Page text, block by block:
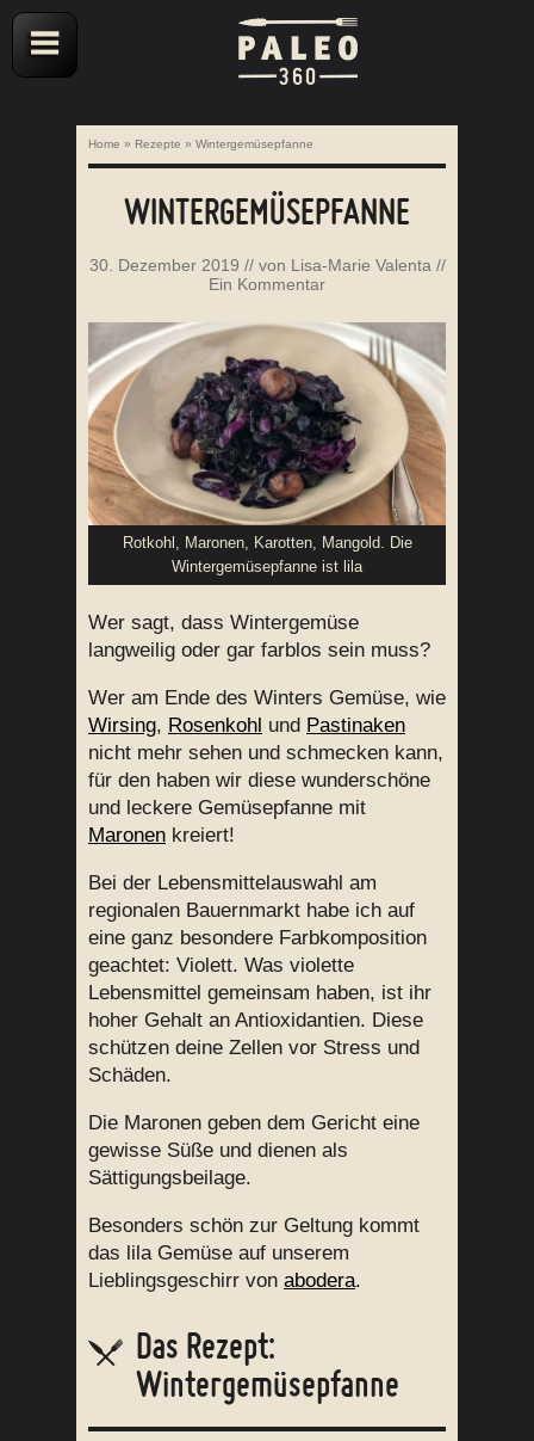
Home » Rezepte » Wintergemüsepfanne
WINTERGEMÜSEPFANNE
30. Dezember 2019 // von Lisa-Marie Valenta//
Ein Kommentar
Rotkohl, Maronen, Karotten, Mangold. Die
Wintergemüsepfanne ist lila
Wer sagt, dass Wintergemüse
langweilig oder gar farblos sein muss?
Wer am Ende des Winters Gemüse, wie
Wirsing, Rosenkohl und Pastinaken
nicht mehr sehen und schmecken kann,
für den haben wir diese wunderschöne
und leckere Gemüsepfanne mit
Maronen kreiert!
Bei der Lebensmittelauswahl am
regionalen Bauernmarkt habe ich auf
eine ganz besondere Farbkomposition
geachtet: Violett. Was violette
Lebensmittel gemeinsam haben, ist ihr
hoher Gehalt an Antioxidantien. Diese
schützen deine Zellen vor Stress und
Schäden.
Die Maronen geben dem Gericht eine
gewisse Süße und dienen als
Sättigungsbeilage.
Besonders schön zur Geltung kommt
das lila Gemüse auf unserem
Lieblingsgeschirr von abodera.
Das Rezept:
Wintergemüsepfanne